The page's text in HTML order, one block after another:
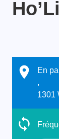
En
,
1301